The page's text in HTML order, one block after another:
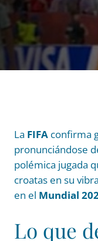
La FIFA confirma
pronunciándose
polémica jugada
croatas en su
en el Mundial
Lo que